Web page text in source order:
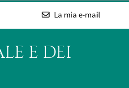
La mia e-mail
E DEI